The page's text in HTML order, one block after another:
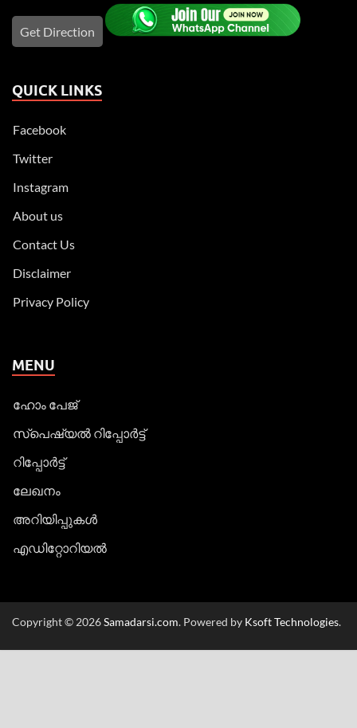
Get Direction
QUICK LINKS
Facebook
Twitter
Instagram
About us
Contact Us
Disclaimer
Privacy Policy
MENU
ഹോം പേജ്
സ്പെഷ്യൽ റിപ്പോര്‍ട്ട്
റിപ്പോര്‍ട്ട്
ലേഖനം
അറിയിപ്പുകള്‍
എഡിറ്റോറിയല്‍
Copyright © 2026Samadarsi.com. Powered by Ksoft Technologies.